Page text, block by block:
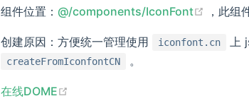
组件位置： @/components/IconFont ，此组
创建原因：方便统一管理使用 iconfont.cn 上
createFromIconfontCN 。
在线DOME